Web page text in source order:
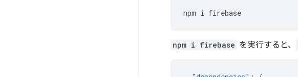
npm i
npm i firebase を実行すると、